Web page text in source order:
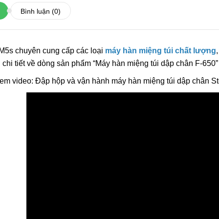
Bình luận (0)
chuyên cung cấp các loại máy hàn miệng túi chất lượng
chi tiết về dòng sản phẩm “Máy hàn miệng túi dập chân F-
video: Đập hộp và vận hành máy hàn miệng túi dập chân
Chọn sản
Máy Đóng Đai
Tự Động Stronger
15.900.000đ